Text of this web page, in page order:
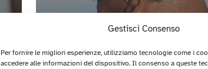
Gestisci Consenso
Per fornire le migliori esperienze, utilizziamo tecnologie come i
accedere alle informazioni del dispositivo. Il consenso a queste